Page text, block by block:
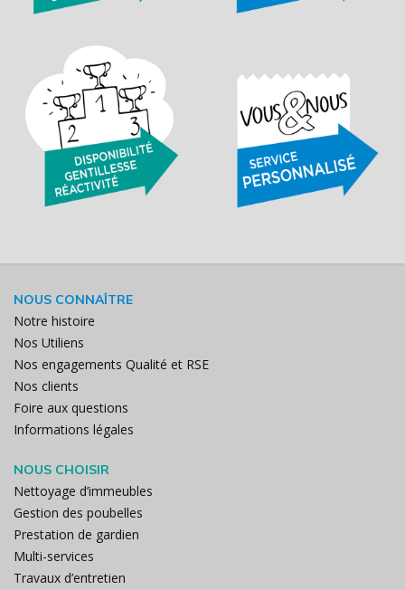
NOUS CONNAÎTRE
Notre histoire
Nos Utiliens
Nos engagements Qualité et RSE
Nos clients
Foire aux questions
Informations légales
NOUS CHOISIR
Nettoyage d’immeubles
Gestion des poubelles
Prestation de gardien
Multi-services
Travaux d’entretien